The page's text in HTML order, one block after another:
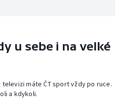
u sebe i na velké
televizi máte ČT sport vždy po ruce.
a kdykoli.